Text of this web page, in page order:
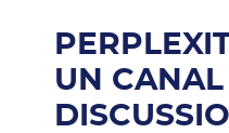
UN CANAL